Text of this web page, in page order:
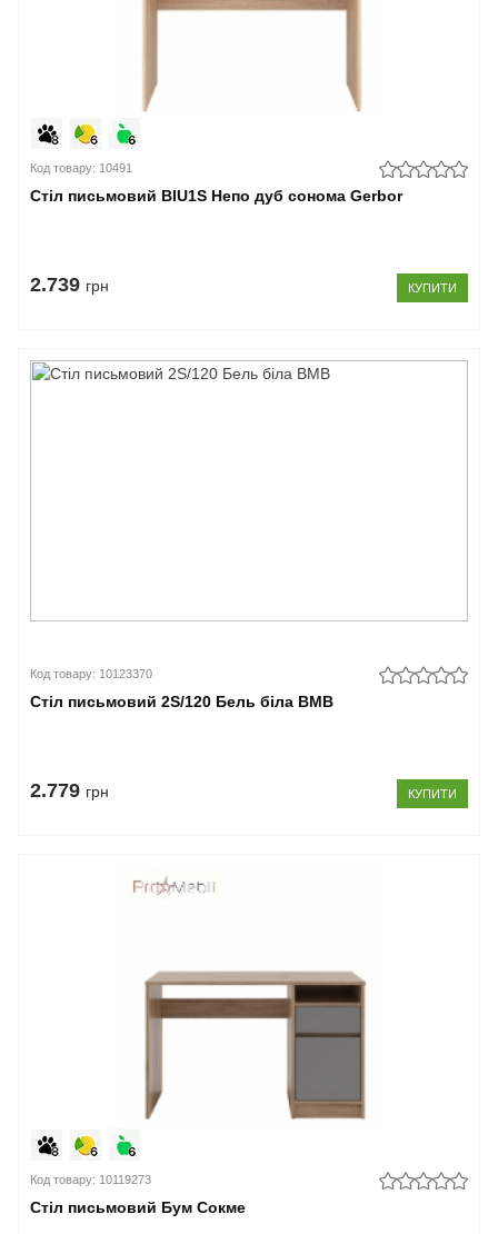
Код товару: 10491
Стіл письмовий BIU1S Непо дуб сонома Gerbor
2.739 грн КУПИТИ
Код товару: 10123370
Стіл письмовий 2S/120 Бель біла ВМВ
2.779 грн КУПИТИ
Код товару: 10119273
Стіл письмовий Бум Сокме